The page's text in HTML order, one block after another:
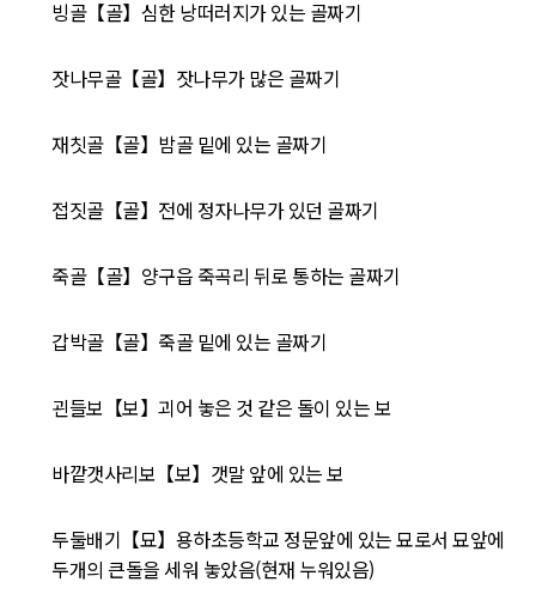
빙골【골】심한 낭떠러지가 있는 골짜기
잣나무골【골】잣나무가 많은 골짜기
재칫골【골】밤골 밑에 있는 골짜기
접짓골【골】전에 정자나무가 있던 골짜기
죽골【골】양구읍 죽곡리 뒤로 통하는 골짜기
갑박골【골】죽골 밑에 있는 골짜기
괸들보【보】괴어 놓은 것 같은 돌이 있는 보
바깥갯사리보【보】갯말 앞에 있는 보
두둘배기【묘】용하초등학교 정문앞에 있는 묘로서 묘앞에
두개의 큰돌을 세워 놓았음(현재 누워있음)